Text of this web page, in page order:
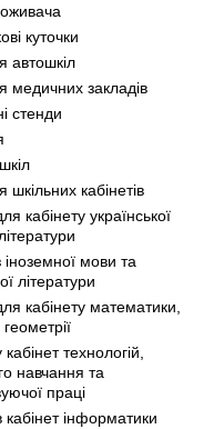
куточки
автошкіл
медичних закладів
стенди
кабінетів
кабінету української
мови та
літератури
кабінету математики,
технологій,
навчання та
праці
інформатики